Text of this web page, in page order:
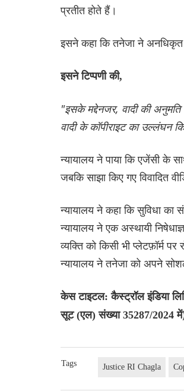
प्रतीत होते हैं।
इसने कहा कि तनेजा ने अनधिकृत
इसने टिप्पणी की,
"इसके मद्देनजर, वादी की अनुमति
वादी के कॉपीराइट का उल्लंघन
न्यायालय ने पाया कि एजेंसी के
जबकि साझा किए गए विवादित
न्यायालय ने कहा कि सुविधा का
न्यायालय ने एक अस्थायी
व्यक्ति को किसी भी प्लेटफ़ॉर्म
न्यायालय ने तनेजा को अपने सोशल
केस टाइटल: कैस्ट्रॉल इंडिया
सूट (एल) संख्या 35287/2024 में
Tags Justice RI Chagla